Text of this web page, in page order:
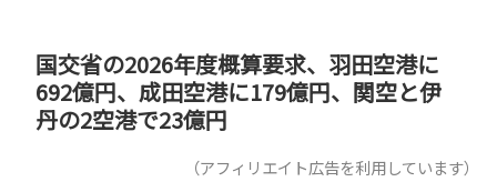
国交省の2026年度概算要求、羽田空港に
692億円、成田空港に179億円、関空と伊
丹の2空港で23億円
（アフィリエイト広告を利用しています）